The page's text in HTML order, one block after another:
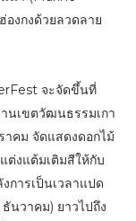
งกงด้วยลวดลาย
จะจัดขึ้นที่
นเขตวัฒนธรรมเกา
คม จัดแสดงดอกไม้
ต่งแต้มเติมสีให้กับ
การเป็นเวลาแปด
นวาคม) ยาวไปถึง